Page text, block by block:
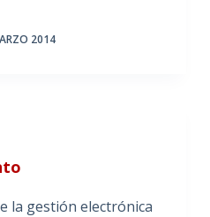
2014
la gestión electrónica